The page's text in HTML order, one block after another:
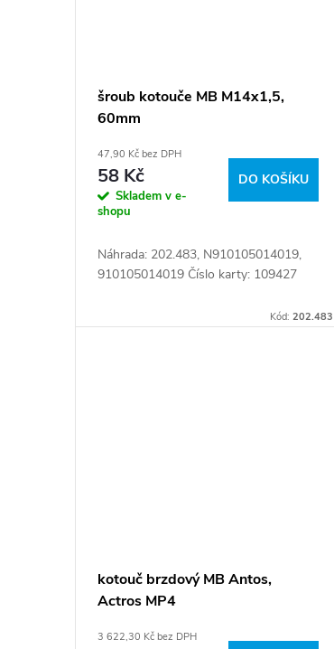
šroub kotouče MB M14x1,5,
60mm
47,90 Kč bez DPH
58 Kč
Skladem v e-
shopu
DO KOŠÍKU
Náhrada: 202.483, N910105014019,
910105014019 Číslo karty: 109427
Kód:202.483
kotouč brzdový MB Antos,
Actros MP4
3 622,30 Kč bez DPH